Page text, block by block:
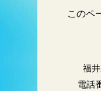
このペ
福
電話